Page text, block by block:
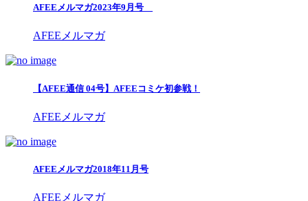
AFEEメルマガ2023年9月号
AFEEメルマガ
【AFEE通信 04号】AFEEコミケ初参戦！
AFEEメルマガ
AFEEメルマガ2018年11月号
AFEEメルマガ